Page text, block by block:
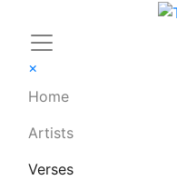
×
Home
Artists
Verses